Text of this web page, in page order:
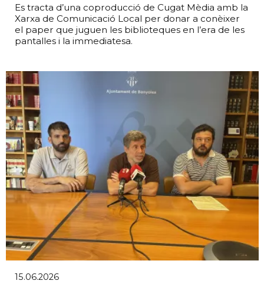
Es tracta d’una coproducció de Cugat Mèdia amb la
Xarxa de Comunicació Local per donar a conèixer
el paper que juguen les biblioteques en l’era de les
pantalles i la immediatesa.
15.06.2026